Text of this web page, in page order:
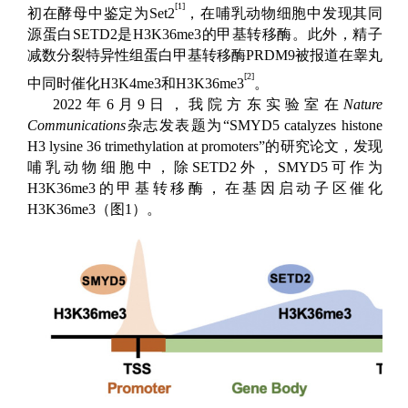
初在酵母中鉴定为Set2[1]，在哺乳动物细胞中发现其同
源蛋白SETD2是H3K36me3的甲基转移酶。此外，精子
减数分裂特异性组蛋白甲基转移酶PRDM9被报道在睾丸
中同时催化H3K4me3和H3K36me3[2]。
2022 年 6月9 日，我院方东实验室在 Nature
Communications杂志发表题为“SMYD5 catalyzes histone
H3 lysine 36 trimethylation at promoters”的研究论文，发现
哺乳动物细胞中，除 SETD2 外， SMYD5可作为
H3K36me3 的甲基转移酶，在基因启动子区催化
H3K36me3 （图1 ）。